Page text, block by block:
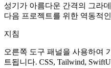
성기가 아름다운 간격의 그라
다음 프로젝트를 위한 역동적
지침
오른쪽 도구 패널을 사용하여
트됩니다. CSS, Tailwind,